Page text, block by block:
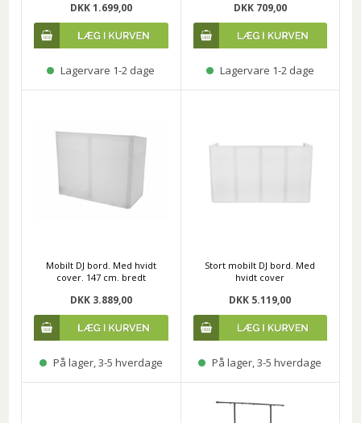
DKK 1.699,00
Lagervare 1-2 dage
DKK 709,00
Lagervare 1-2 dage
Mobilt DJ bord. Med hvidt
cover. 147 cm. bredt
DKK 3.889,00
På lager, 3-5 hverdage
Stort mobilt DJ bord. Med
hvidt cover
DKK 5.119,00
På lager, 3-5 hverdage